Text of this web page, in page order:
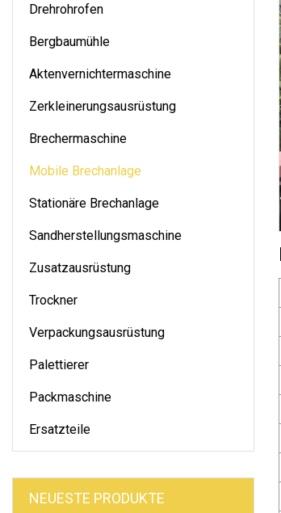
Drehrohrofen
Bergbaumühle
Aktenvernichtermaschine
Zerkleinerungsausrüstung
Brechermaschine
Mobile Brechanlage
Stationäre Brechanlage
Sandherstellungsmaschine
Zusatzausrüstung
Trockner
Verpackungsausrüstung
Palettierer
Packmaschine
Ersatzteile
NEUESTE PRODUKTE